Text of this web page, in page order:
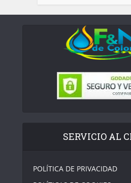
SERVICIO AL
POLÍTICA DE PRIVACIDAD